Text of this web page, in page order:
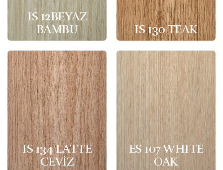
IS 12BEYAZ
BAMBU
IS 130 TEAK
IS 134 LATTE
CEVİZ
ES 107 WHITE
OAK